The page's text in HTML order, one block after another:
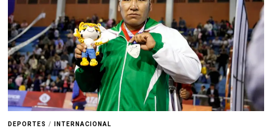
DEPORTES / INTERNACIONAL